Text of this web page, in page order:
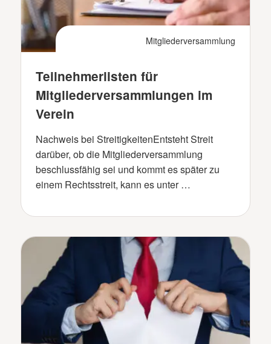
Mitgliederversammlung
Teilnehmerlisten für
Mitgliederversammlungen im
Verein
Nachweis bei StreitigkeitenEntsteht Streit
darüber, ob die Mitgliederversammlung
beschlussfähig sei und kommt es später zu
einem Rechtsstreit, kann es unter …